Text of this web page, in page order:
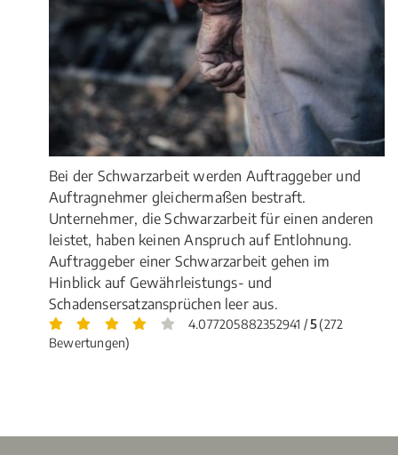
Bei der Schwarzarbeit werden Auftraggeber und
Auftragnehmer gleichermaßen bestraft.
Unternehmer, die Schwarzarbeit für einen anderen
leistet, haben keinen Anspruch auf Entlohnung.
Auftraggeber einer Schwarzarbeit gehen im
Hinblick auf Gewährleistungs- und
Schadensersatzansprüchen leer aus.
4.077205882352941 /5(272
Bewertungen)